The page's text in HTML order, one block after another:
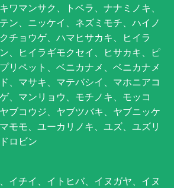
ワマンサク、トベラ、ナナミノキ、
ン、ニッケイ、ネズミモチ、ハイノ
チョウゲ、ハマヒサカキ、ヒイラ
、ヒイラギモクセイ、ヒサカキ、ピ
リペット、ベニカナメ、ベニカナメ
、マサキ、マテバシイ、マホニアコ
、マンリョウ、モチノキ、モッコ
ブコウジ、ヤブツバキ、ヤブニッケ
モモ、ユーカリノキ、ユズ、ユズリ
ロビン
イチイ、イトヒバ、イヌガヤ、イヌ